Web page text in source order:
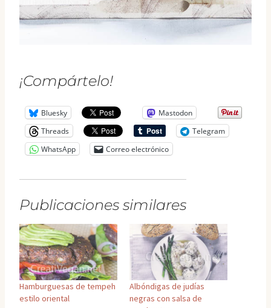
¡Compártelo!
Bluesky
Mastodon
Threads
Telegram
WhatsApp
Correo electrónico
Publicaciones similares
Hamburguesas de tempeh
estilo oriental
Albóndigas de judías
negras con salsa de